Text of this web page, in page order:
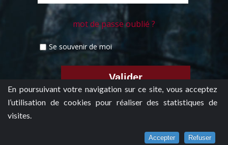
En poursuivant votre navigation sur ce site, vous acceptez
l’utilisation de cookies pour réaliser des statistiques de
visites.
Accepter Refuser
mot de passe oublié ?
Se souvenir de moi